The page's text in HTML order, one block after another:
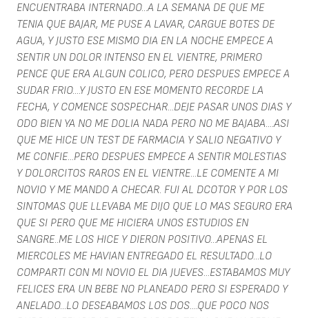
ENCUENTRABA INTERNADO...A LA SEMANA DE QUE ME
TENIA QUE BAJAR, ME PUSE A LAVAR, CARGUE BOTES DE
AGUA, Y JUSTO ESE MISMO DIA EN LA NOCHE EMPECE A
SENTIR UN DOLOR INTENSO EN EL VIENTRE, PRIMERO
PENCE QUE ERA ALGUN COLICO, PERO DESPUES EMPECE A
SUDAR FRIO....Y JUSTO EN ESE MOMENTO RECORDE LA
FECHA, Y COMENCE SOSPECHAR...DEJE PASAR UNOS DIAS Y
ODO BIEN YA NO ME DOLIA NADA PERO NO ME BAJABA....ASI
QUE ME HICE UN TEST DE FARMACIA Y SALIO NEGATIVO Y
ME CONFIE...PERO DESPUES EMPECE A SENTIR MOLESTIAS
Y DOLORCITOS RAROS EN EL VIENTRE...LE COMENTE A MI
NOVIO Y ME MANDO A CHECAR. FUI AL DCOTOR Y POR LOS
SINTOMAS QUE LLEVABA ME DIJO QUE LO MAS SEGURO ERA
QUE SI PERO QUE ME HICIERA UNOS ESTUDIOS EN
SANGRE..ME LOS HICE Y DIERON POSITIVO...APENAS EL
MIERCOLES ME HAVIAN ENTREGADO EL RESULTADO...LO
COMPARTI CON MI NOVIO EL DIA JUEVES...ESTABAMOS MUY
FELICES ERA UN BEBE NO PLANEADO PERO SI ESPERADO Y
ANELADO...LO DESEABAMOS LOS DOS....QUE POCO NOS